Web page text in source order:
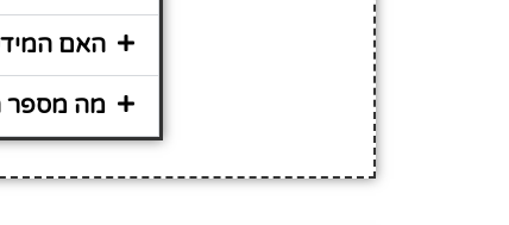
האם
מה מספר